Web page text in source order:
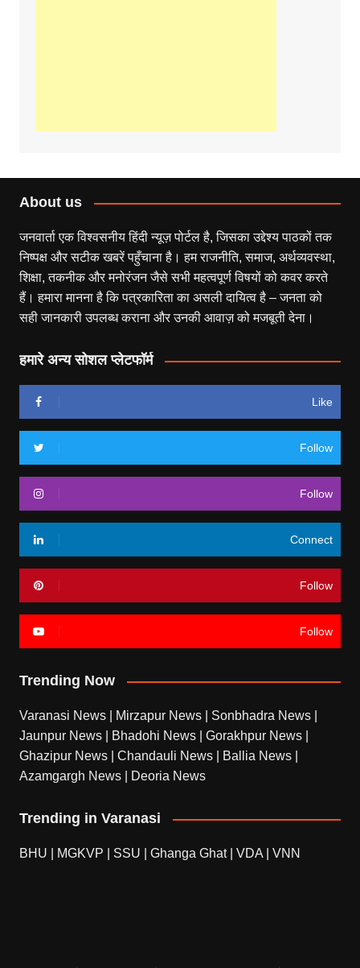
About us
जनवार्ता एक विश्वसनीय हिंदी न्यूज़ पोर्टल है, जिसका उद्देश्य पाठकों तक
निष्पक्ष और सटीक खबरें पहुँचाना है। हम राजनीति, समाज, अर्थव्यवस्था,
शिक्षा, तकनीक और मनोरंजन जैसे सभी महत्वपूर्ण विषयों को कवर करते
हैं। हमारा मानना है कि पत्रकारिता का असली दायित्व है – जनता को
सही जानकारी उपलब्ध कराना और उनकी आवाज़ को मजबूती देना।
हमारे अन्य सोशल प्लेटफॉर्म
Like
Follow
Follow
Connect
Follow
Follow
Trending Now
Varanasi News Mirzapur News Sonbhadra News
Jaunpur News
Bhadohi News Gorakhpur News
Ghazipur News
Chandauli News Ballia News
Azamgargh News
Deoria News
Trending in Varanasi
BHU MGKVP SSU Ghanga Ghat| VDA VNN